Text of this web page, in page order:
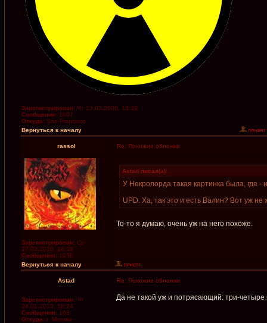
Зарегистрирован: Чт 13.03.2008, 13:39
Сообщения: 1607
Откуда: San-Francisco
Вернуться к началу
rassol Re: Похожие обложки
Зарегистрирован: Ср
17.03.2010, 14:39
Сообщения: 1950
Astad писал(а):
У Некролорда такая картинка была, где -
UPD. Ха, так это и есть Валин? Вот уж
То-то я думаю, очень уж на него похоже.
Вернуться к началу
Astad Re: Похожие обложки
Зарегистрирован: Чт
24.01.2013, 18:24
Сообщения: 168
Откуда: г. Москва
Да не такой уж и потрясающий: три-четыре